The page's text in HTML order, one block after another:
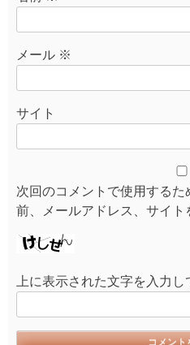
メール ※
サイト
次回のコメントで使用する
前、メールアドレス、サイト
上に表示された文字を入力し